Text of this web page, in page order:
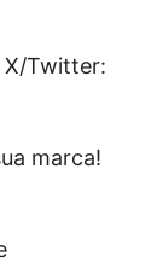
X/Twitter:
marca!